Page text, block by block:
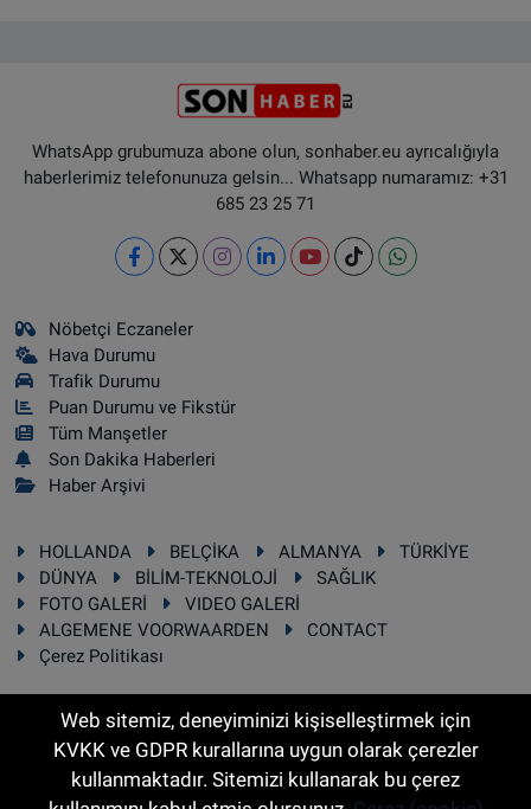
WhatsApp grubumuza abone olun, sonhaber.eu ayrıcalığıyla
haberlerimiz telefonunuza gelsin... Whatsapp numaramız: +31
685 23 25 71
Nöbetçi Eczaneler
Hava Durumu
Trafik Durumu
Puan Durumu ve Fikstür
Tüm Manşetler
Son Dakika Haberleri
Haber Arşivi
HOLLANDA BELÇİKA ALMANYA
TÜRKİYE
DÜNYA
BİLİM-TEKNOLOJİ
SAĞLIK
FOTO GALERİ
VIDEO GALERİ
ALGEMENE VOORWAARDEN
CONTACT
Çerez Politikası
RSS Copyright © 2025 Sonhaber.eu Her hakkı saklıdır.
Web sitemiz, deneyiminizi kişiselleştirmek için
KVKK ve GDPR kurallarına uygun olarak çerezler
kullanmaktadır. Sitemizi kullanarak bu çerez